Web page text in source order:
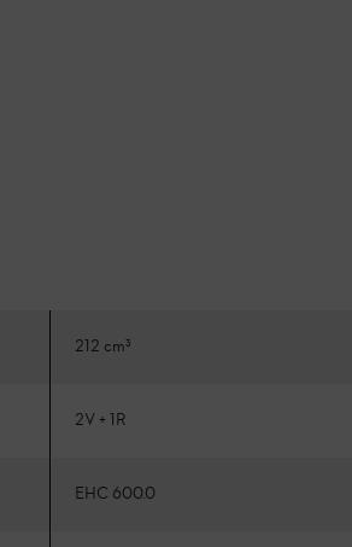
212 cm³
2V + 1R
EHC 600.0